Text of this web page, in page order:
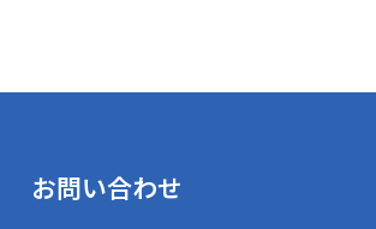
お問い合わせ